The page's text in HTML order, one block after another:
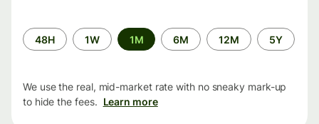
Time
period
48H 1W 1M 6M 12M 5Y
We use the real, mid-market rate with no sneaky mark-up
to hide the fees. Learn more